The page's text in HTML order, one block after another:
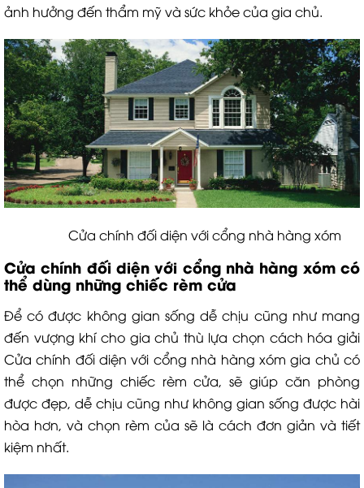
ảnh hưởng đến thẩm mỹ và sức khỏe của gia chủ.
Cửa chính đối diện với cổng nhà hàng xóm
Cửa chính đối diện với cổng nhà hàng xóm có
thể dùng những chiếc rèm cửa
Để có được không gian sống dễ chịu cũng như mang
đến vượng khí cho gia chủ thù lựa chọn cách hóa giải
Cửa chính đối diện với cổng nhà hàng xóm gia chủ có
thể chọn những chiếc rèm cửa, sẽ giúp căn phòng
được đẹp, dễ chịu cũng như không gian sống được hài
hòa hơn, và chọn rèm của sẽ là cách đơn giản và tiết
kiệm nhất.